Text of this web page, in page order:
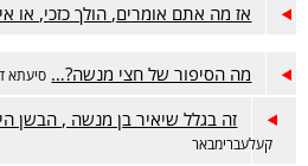
אז מה אתם אומרים, הולך כזכי, או
מה הסיפור של חצי מנשה?… סיעתא
זה בגלל שיאיר בן מנשה , הבשן
קעלעברימבאר